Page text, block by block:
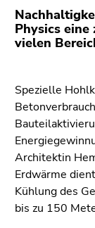
den
(Zugriffstaste
den
(Benutzer/
(Zugriffstaste
8)
Zur
Suche
(Zugriffstaste
Physics
vielen
Spezielle
Architektin
Erdwärme
Kühlung des
bis zu 150